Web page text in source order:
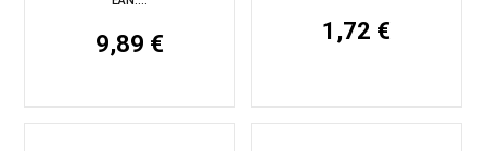
9,89 € 1,72 €